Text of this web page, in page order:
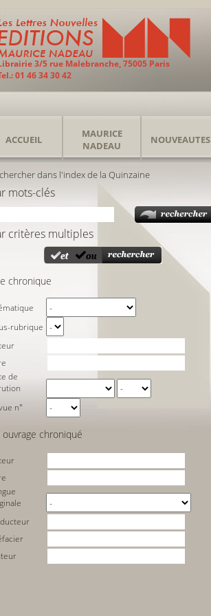
3/5 rue Malebranche, 75005 Paris
01 46 34 30 42
ACCUEIL
MAURICE
NADEAU
NOUVEAUTES
dans l'index de la Quinzaine
mots-clés
critères multiples
chronique
rubrique
de
n°
ouvrage chroniqué